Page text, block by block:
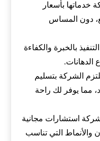
خدماتها بأسعار
دون المساس
بالخبرة والكفاءة
الدهانات.
الشركة بتسليم
مما يوفر لك راحة
استشارات مجانية
والأنماط التي تناسب